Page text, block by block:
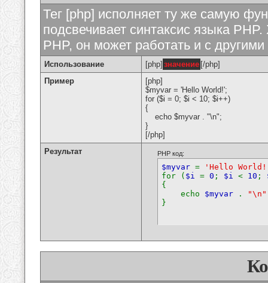
Тег [php] исполняет ту же самую
подсвечивает синтаксис языка
PHP, он может работать и с
Использование [php] значение [/php]
Пример
[php]
$myvar = 'Hello World!';
for ($i = 0; $i < 10; $i++)
{
echo $myvar . "\n";
}
[/php]
Результат
PHP код:
$myvar =
'Hello
for ( $i = 0 ; $i < 10 ;
{
echo $myvar . "\n"
}